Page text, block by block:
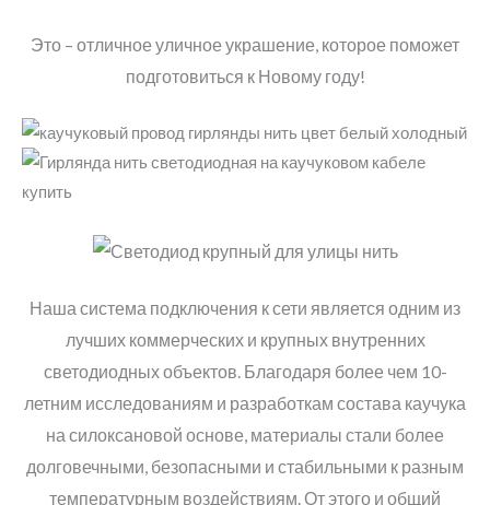
Это – отличное уличное украшение, которое поможет
подготовиться к Новому году!
Наша система подключения к сети является одним из
лучших коммерческих и крупных внутренних
светодиодных объектов. Благодаря более чем 10-
летним исследованиям и разработкам состава каучука
на силоксановой основе, материалы стали более
долговечными, безопасными и стабильными к разным
температурным воздействиям. От этого и общий